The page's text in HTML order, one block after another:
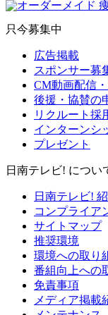
只今募集中
広告掲載
スポンサー募
CM動画配信
後援・協賛の
リクルート採
インターンシ
プレゼント
日南テレビ! につい
日南テレビ!
コンプライア
サイトマップ
推奨環境
環境への取り
番組向上への
免責事項
メディア掲載